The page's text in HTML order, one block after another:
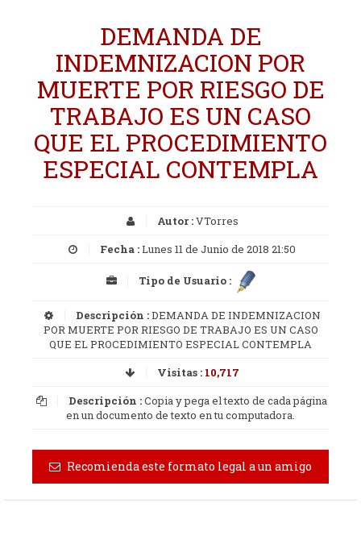
DEMANDA DE
INDEMNIZACION POR
MUERTE POR RIESGO DE
TRABAJO ES UN CASO
QUE EL PROCEDIMIENTO
ESPECIAL CONTEMPLA
Autor :VTorres
Fecha :Lunes 11 de Junio de 2018 21:50
Tipo de Usuario :
Descripción :DEMANDA DE INDEMNIZACION
POR MUERTE POR RIESGO DE TRABAJO ES UN CASO
QUE EL PROCEDIMIENTO ESPECIAL CONTEMPLA
Visitas : 10,717
Descripción :Copia y pega el texto de cada página
en un documento de texto en tu computadora.
Recomienda este formato legal a un amigo